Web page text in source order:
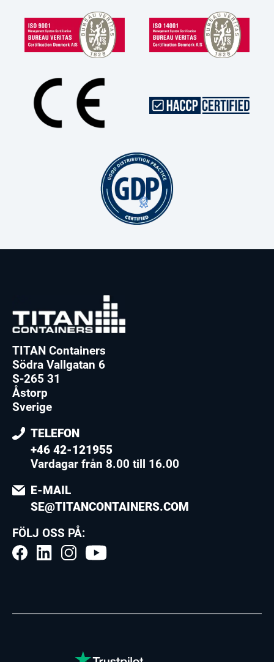
TITAN Containers
Södra Vallgatan 6
S-265 31
Åstorp
Sverige
TELEFON
+46 42-121955
Vardagar från 8.00 till 16.00
E-MAIL
SE@TITANCONTAINERS.COM
FÖLJ OSS PÅ: